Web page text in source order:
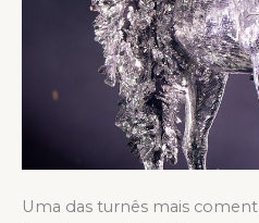
Uma das turnês mais